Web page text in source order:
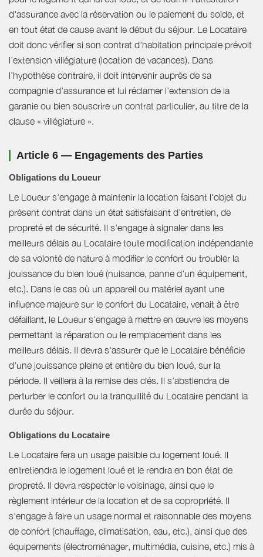
d'assurance avec la réservation ou le paiement du solde, et
en tout état de cause avant le début du séjour. Le Locataire
doit donc vérifier si son contrat d'habitation principale prévoit
l’extension villégiature (location de vacances). Dans
l’hypothèse contraire, il doit intervenir auprès de sa
compagnie d’assurance et lui réclamer l’extension de la
garanie ou bien souscrire un contrat particulier, au titre de la
clause « villégiature ».
Article 6 — Engagements des Parties
Obligations du Loueur
Le Loueur s'engage à maintenir la location faisant l'objet du
présent contrat dans un état satisfaisant d'entretien, de
propreté et de sécurité. Il s'engage à signaler dans les
meilleurs délais au Locataire toute modification indépendante
de sa volonté de nature à modifier le confort ou troubler la
jouissance du bien loué (nuisance, panne d'un équipement,
etc.). Dans le cas où un appareil ou matériel ayant une
influence majeure sur le confort du Locataire, venait à être
défaillant, le Loueur s'engage à mettre en œuvre les moyens
permettant la réparation ou le remplacement dans les
meilleurs délais. Il devra s'assurer que le Locataire bénéficie
d'une jouissance pleine et entière du bien loué, sur la
période. Il veillera à la remise des clés. Il s'abstiendra de
perturber le confort ou la tranquillité du Locataire pendant la
durée du séjour.
Obligations du Locataire
Le Locataire fera un usage paisible du logement loué. Il
entretiendra le logement loué et le rendra en bon état de
propreté. Il devra respecter le voisinage, ainsi que le
règlement intérieur de la location et de sa copropriété. Il
s'engage à faire un usage normal et raisonnable des moyens
de confort (chauffage, climatisation, eau, etc.), ainsi que des
équipements (électroménager, multimédia, cuisine, etc.) mis à